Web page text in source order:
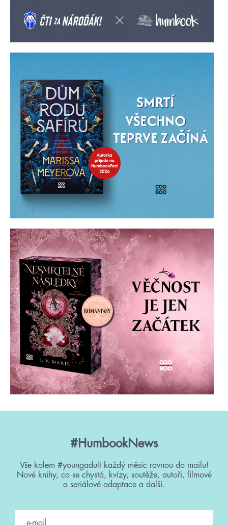
#HumbookNews
Vše kolem #youngadult každý měsíc rovnou do mailu!
Nové knihy, co se chystá, kvízy, soutěže, autoři, filmové
a seriálové adaptace a další.